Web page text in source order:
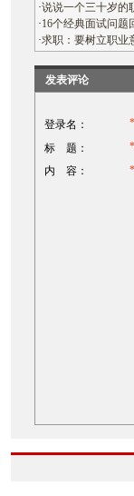
·说说一个三十岁的
·16个经典面试问题
·求职：要树立职业
发表评论
登录名： *
标 题：
*
内 容：
*